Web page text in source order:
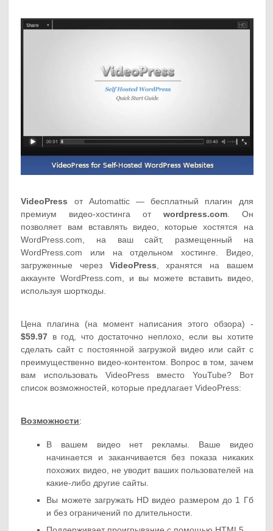
VideoPress от Automattic — бесплатный плагин для
премиум видео-хостинга от wordpress.com. Он
позволяет вам вставлять видео, которые хостятся на
WordPress.com, на ваш сайт, размещенный на
WordPress.com или на отдельном хостинге. Видео,
загруженные через VideoPress , хранятся на вашем
аккаунте WordPress.com, и вы можете вставить видео,
используя шорткоды.
Цена плагина (на момент написания этого обзора) -
$59.97 в год, что достаточно неплохо, если вы хотите
сделать сайт с постоянной загрузкой видео или сайт с
преимущественно видео-контентом. Вопрос в том, зачем
вам использовать VideoPress вместо YouTube? Вот
список возможностей, которые предлагает VideoPress:
Возможности:
В вашем видео нет рекламы. Ваше видео
начинается и заканчивается без показа никаких
похожих видео, не уводит ваших пользователей на
какие-либо другие сайты.
Вы можете загружать HD видео размером до 1 Гб
и без ограничений по длительности.